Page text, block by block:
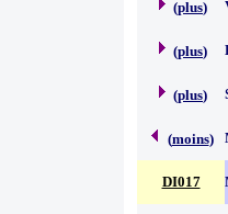
(plus)
(plus)
(plus)
(moins)
DI017